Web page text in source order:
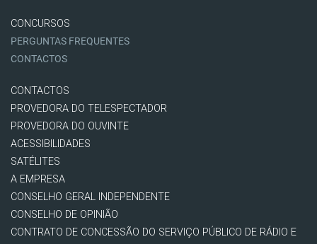
CONCURSOS
PERGUNTAS FREQUENTES
CONTACTOS
CONTACTOS
PROVEDORA DO TELESPECTADOR
PROVEDORA DO OUVINTE
ACESSIBILIDADES
SATÉLITES
A EMPRESA
CONSELHO GERAL INDEPENDENTE
CONSELHO DE OPINIÃO
CONTRATO DE CONCESSÃO DO SERVIÇO PÚBLICO DE RÁDIO E